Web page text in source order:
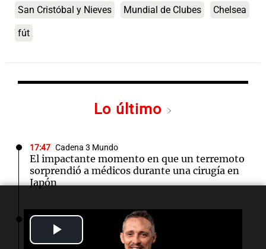
San Cristóbal y Nieves Mundial de Clubes Chelsea
fút
Lo último
17:47 Cadena 3 Mundo
El impactante momento en que un terremoto
sorprendió a médicos durante una cirugía en
Japón
17:32 Ciencia
Una proteína ancestral podría revolucionar la
inmunoterapia contra el cáncer